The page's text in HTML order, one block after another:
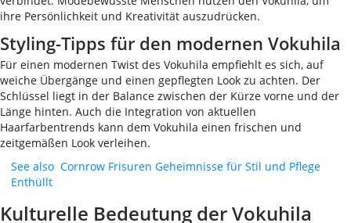
ihre Persönlichkeit und Kreativität auszudrücken.
Styling-Tipps für den modernen Vokuhila
Für einen modernen Twist des Vokuhila empfiehlt es sich, auf
weiche Übergänge und einen gepflegten Look zu achten. Der
Schlüssel liegt in der Balance zwischen der Kürze vorne und der
Länge hinten. Auch die Integration von aktuellen
Haarfarbentrends kann dem Vokuhila einen frischen und
zeitgemäßen Look verleihen.
See also Cornrow Frisuren Geheimnisse für Stil und Pflege
Enthüllt
Kulturelle Bedeutung der Vokuhila